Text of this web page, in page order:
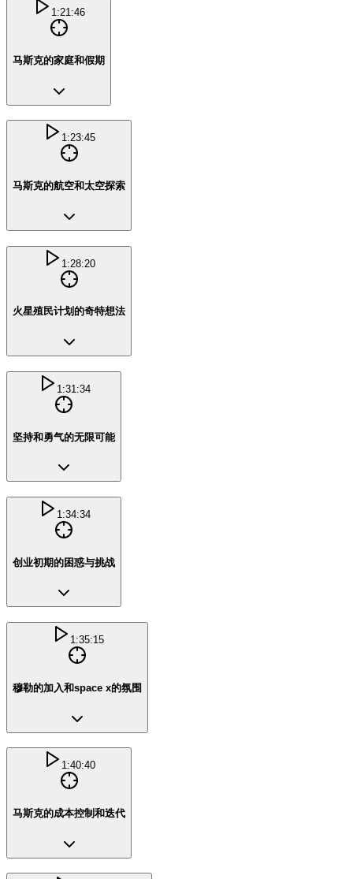
1:21:46
马斯克的家庭和假期
1:23:45
马斯克的航空和太空探索
1:28:20
火星殖民计划的奇特想法
1:31:34
坚持和勇气的无限可能
1:34:34
创业初期的困惑与挑战
1:35:15
穆勒的加入和space x的氛围
1:40:40
马斯克的成本控制和迭代